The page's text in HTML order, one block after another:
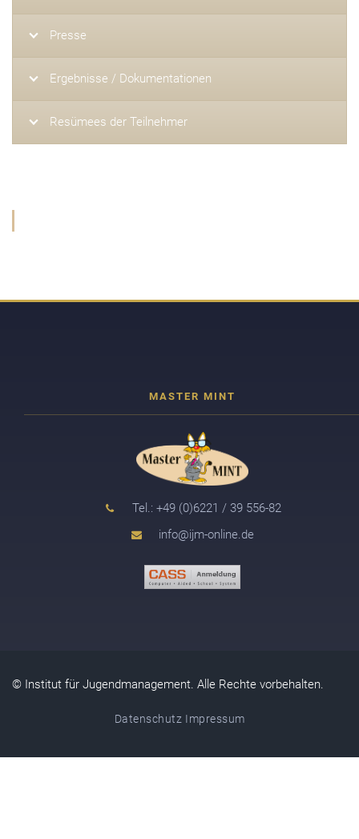
Presse
Ergebnisse / Dokumentationen
Resümees der Teilnehmer
Tel.: +49 (0)6221 / 39 556-82
info@ijm-online.de
© Institut für Jugendmanagement. Alle Rechte vorbehalten.
Datenschutz Impressum